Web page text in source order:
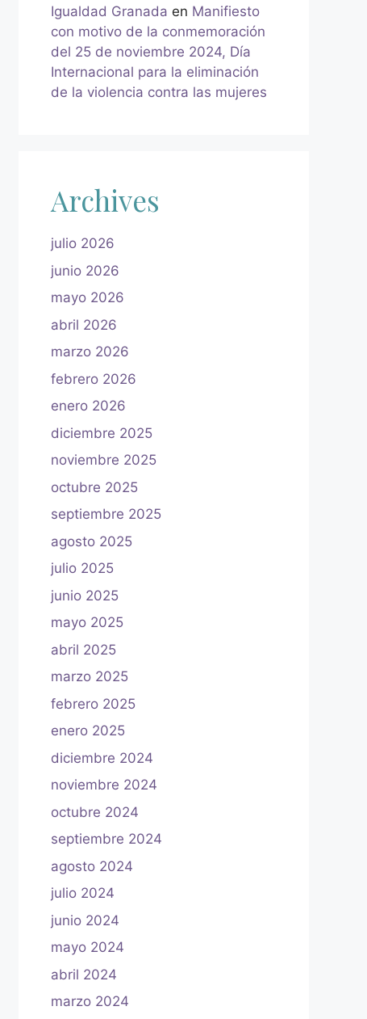
Igualdad Granada en Manifiesto
con motivo de la conmemoración
del 25 de noviembre 2024, Día
Internacional para la eliminación
de la violencia contra las mujeres
Archives
julio 2026
junio 2026
mayo 2026
abril 2026
marzo 2026
febrero 2026
enero 2026
diciembre 2025
noviembre 2025
octubre 2025
septiembre 2025
agosto 2025
julio 2025
junio 2025
mayo 2025
abril 2025
marzo 2025
febrero 2025
enero 2025
diciembre 2024
noviembre 2024
octubre 2024
septiembre 2024
agosto 2024
julio 2024
junio 2024
mayo 2024
abril 2024
marzo 2024